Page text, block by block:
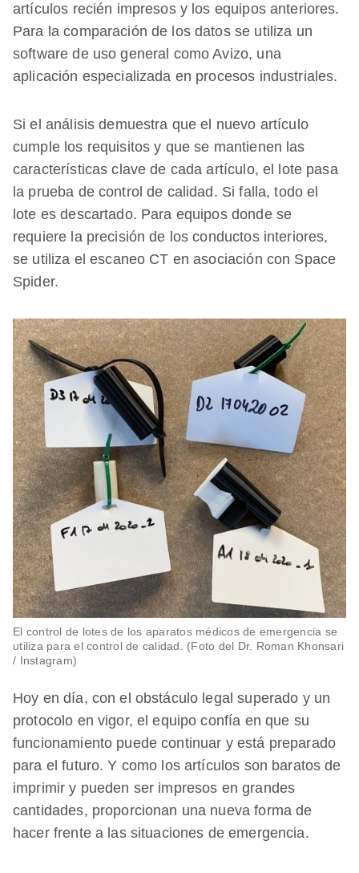
artículos recién impresos y los equipos anteriores.
Para la comparación de los datos se utiliza un
software de uso general como Avizo, una
aplicación especializada en procesos industriales.
Si el análisis demuestra que el nuevo artículo
cumple los requisitos y que se mantienen las
características clave de cada artículo, el lote pasa
la prueba de control de calidad. Si falla, todo el
lote es descartado. Para equipos donde se
requiere la precisión de los conductos interiores,
se utiliza el escaneo CT en asociación con Space
Spider.
El control de lotes de los aparatos médicos de emergencia se
utiliza para el control de calidad. (Foto del Dr. Roman Khonsari
/ Instagram)
Hoy en día, con el obstáculo legal superado y un
protocolo en vigor, el equipo confía en que su
funcionamiento puede continuar y está preparado
para el futuro. Y como los artículos son baratos de
imprimir y pueden ser impresos en grandes
cantidades, proporcionan una nueva forma de
hacer frente a las situaciones de emergencia.